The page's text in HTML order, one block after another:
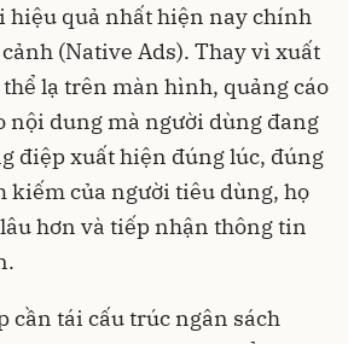
hiệu quả nhất hiện nay chính
(Native Ads). Thay vì xuất
lạ trên màn hình, quảng cáo
nội dung mà người dùng đang
điệp xuất hiện đúng lúc, đúng
kiếm của người tiêu dùng, họ
hơn và tiếp nhận thông tin
cần tái cấu trúc ngân sách